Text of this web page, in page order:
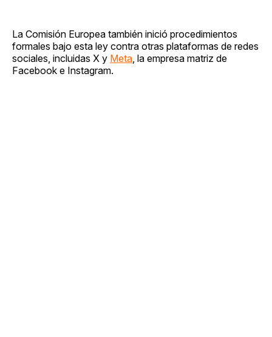
La Comisión Europea también inició procedimientos
formales bajo esta ley contra otras plataformas de redes
sociales, incluidas X y Meta, la empresa matriz de
Facebook e Instagram.